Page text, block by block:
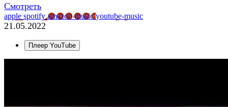
Смотреть
apple spotifyamazon-musicyoutube-music
21.05.2022
Плеер YouTube